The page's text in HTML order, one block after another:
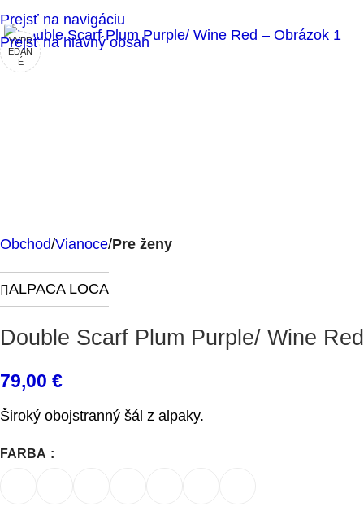
Prejsť na navigáciu
Prejsť na hlavný obsah
VYPR
EDAN
É
Klikni pre zväčšenie
Obchod Vianoce Pre ženy
ALPACA LOCA
Double Scarf Plum Purple/ Wine Red
79,00 €
Široký obojstranný šál z alpaky.
FARBA